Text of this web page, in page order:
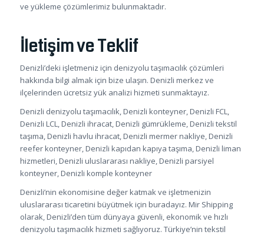
ve yükleme çözümlerimiz bulunmaktadır.
İletişim ve Teklif
Denizli’deki işletmeniz için denizyolu taşımacılık çözümleri
hakkında bilgi almak için bize ulaşın. Denizli merkez ve
ilçelerinden ücretsiz yük analizi hizmeti sunmaktayız.
Denizli denizyolu taşımacılık, Denizli konteyner, Denizli FCL,
Denizli LCL, Denizli ihracat, Denizli gümrükleme, Denizli tekstil
taşıma, Denizli havlu ihracat, Denizli mermer nakliye, Denizli
reefer konteyner, Denizli kapıdan kapıya taşıma, Denizli liman
hizmetleri, Denizli uluslararası nakliye, Denizli parsiyel
konteyner, Denizli komple konteyner
Denizli’nin ekonomisine değer katmak ve işletmenizin
uluslararası ticaretini büyütmek için buradayız. Mir Shipping
olarak, Denizli’den tüm dünyaya güvenli, ekonomik ve hızlı
denizyolu taşımacılık hizmeti sağlıyoruz. Türkiye’nin tekstil